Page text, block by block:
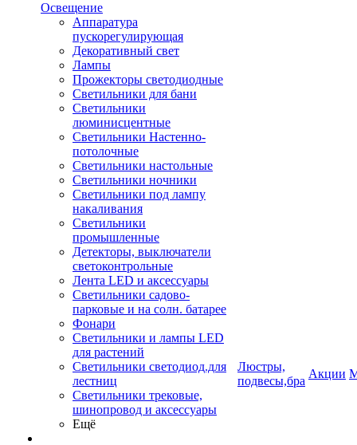
Освещение
Аппаратура
пускорегулирующая
Декоративный свет
Лампы
Прожекторы светодиодные
Светильники для бани
Светильники
люминисцентные
Светильники Настенно-
потолочные
Светильники настольные
Светильники ночники
Светильники под лампу
накаливания
Светильники
промышленные
Детекторы, выключатели
светоконтрольные
Лента LED и аксессуары
Светильники садово-
парковые и на солн. батарее
Фонари
Светильники и лампы LED
для растений
Светильники светодиод.для
лестниц
Светильники трековые,
шинопровод и аксессуары
Ещё
Люстры,
подвесы,бра
Акции